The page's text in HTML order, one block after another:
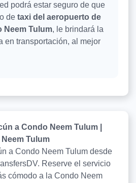
podrá estar seguro de que
de taxi del aeropuerto de
Neem Tulum, le brindará la
en transportación, al mejor
a Condo Neem Tulum |
Tulum
a Condo Neem Tulum desde
Reserve el servicio
cómodo a la Condo Neem